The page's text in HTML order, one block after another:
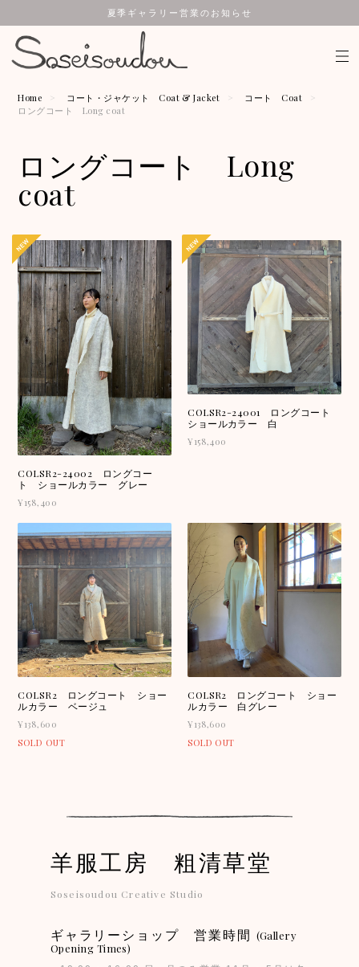
夏季ギャラリー営業のお知らせ
Home コート・ジャケット Coat & Jacket
コート Coat
ロングコート Long coat
ロングコート Long
coat
COLSR2-24002 ロングコー
ト ショールカラー グレー
¥158,400
COLSR2-24001 ロングコート
ショールカラー 白
¥158,400
COLSR2 ロングコート ショー
ルカラー ベージュ
¥138,600
SOLD OUT
COLSR2 ロングコート ショー
ルカラー 白グレー
¥138,600
SOLD OUT
羊服工房 粗清草堂
Soseisoudou Creative Studio
ギャラリーショップ 営業時間 (Gallery
Opening Times)